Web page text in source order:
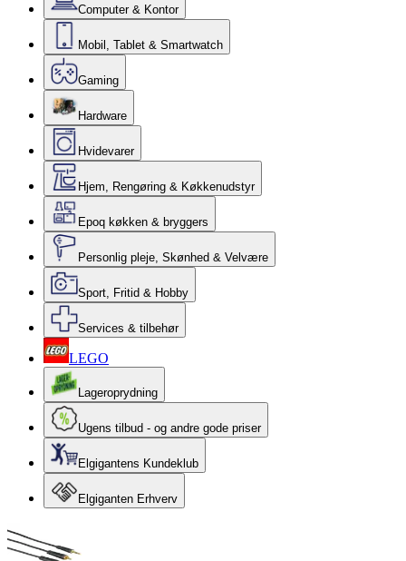
Computer & Kontor
Mobil, Tablet & Smartwatch
Gaming
Hardware
Hvidevarer
Hjem, Rengøring & Køkkenudstyr
Epoq køkken & bryggers
Personlig pleje, Skønhed & Velvære
Sport, Fritid & Hobby
Services & tilbehør
LEGO
Lageroprydning
Ugens tilbud - og andre gode priser
Elgigantens Kundeklub
Elgiganten Erhverv